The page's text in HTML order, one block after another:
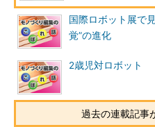
国際ロボット展で
覚”の進化
2歳児対ロボット
過去の連載記事